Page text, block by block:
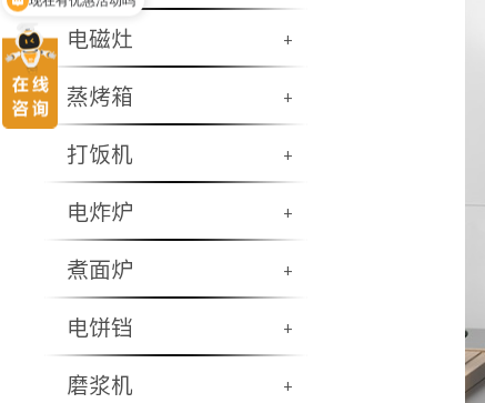
电磁灶 +
蒸烤箱 +
打饭机 +
电炸炉 +
煮面炉 +
电饼铛 +
磨浆机 +